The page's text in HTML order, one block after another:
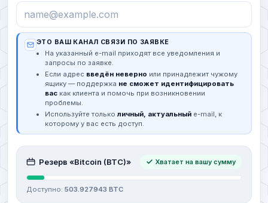
ЭТО ВАШ КАНАЛ СВЯЗИ ПО ЗАЯВКЕ
На указанный e-mail приходят все уведомления и
запросы по заявке.
Если адрес введён неверно или принадлежит чужому
ящику — поддержка не сможет идентифицировать
вас как клиента и помочь при возникновении
проблемы.
Используйте тольколичный, актуальный e-mail, к
которому у вас есть доступ.
Резерв «Bitcoin (BTC)» Хватает на вашу сумму
Доступно: 503.927943 BTC